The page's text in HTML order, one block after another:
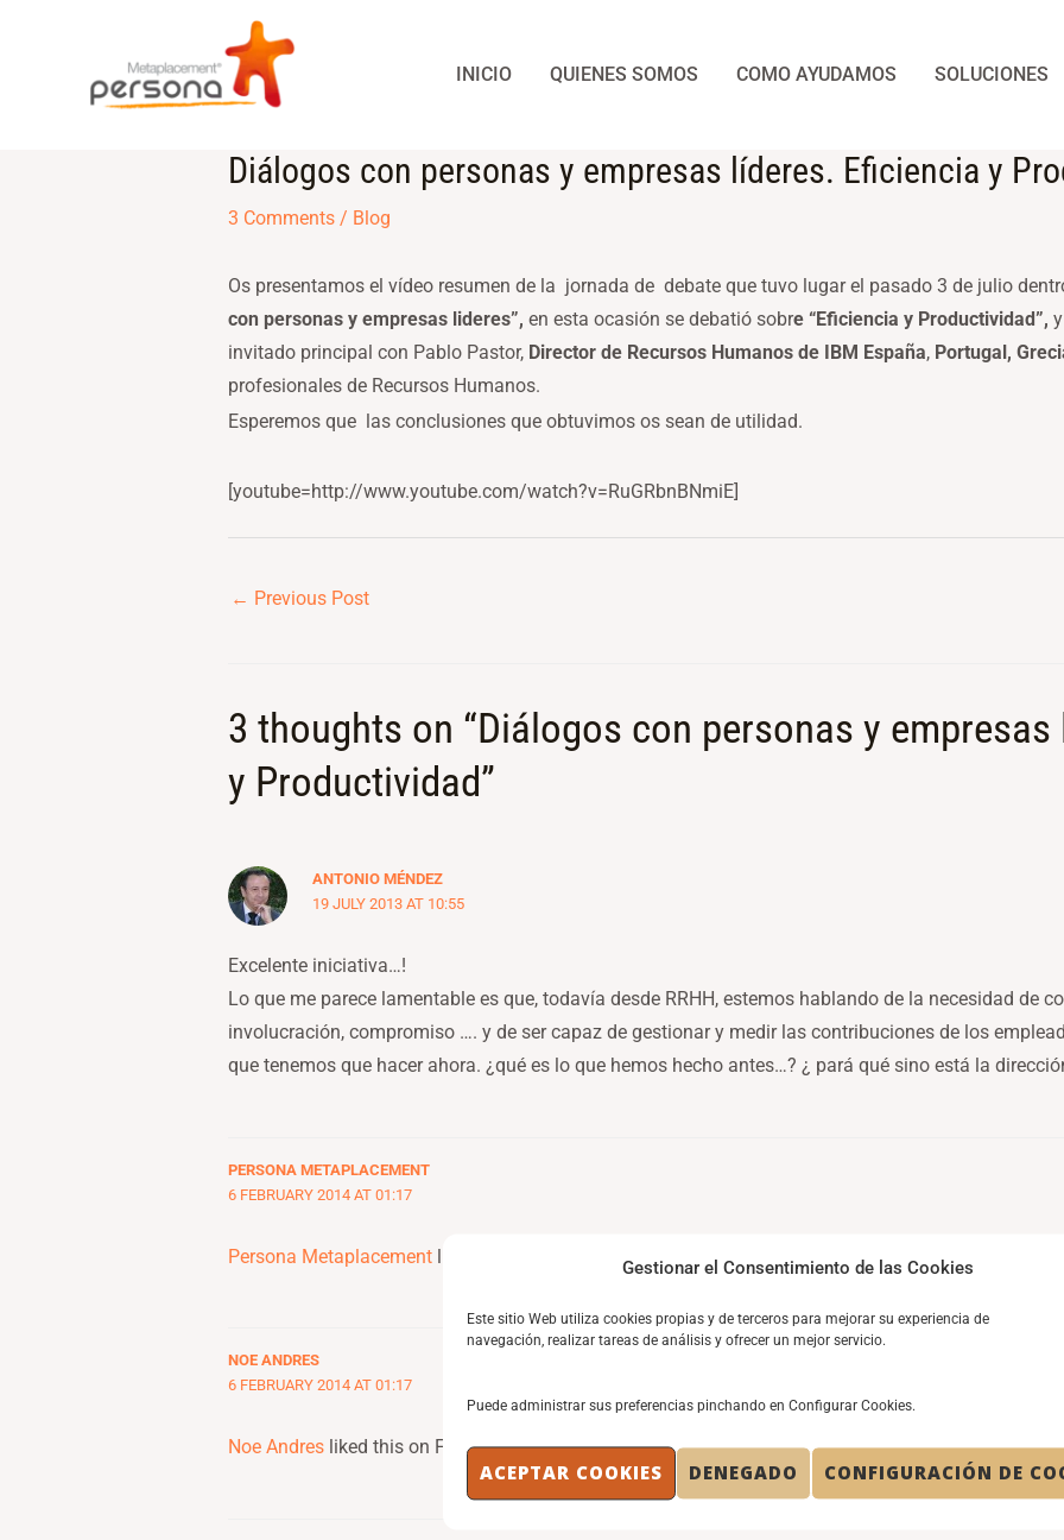
Gestionar el Consentimiento de las Cookies
Este sitio Web utiliza cookies propias y de terceros para mejorar su experiencia de
navegación, realizar tareas de análisis y ofrecer un mejor servicio.
Puede administrar sus preferencias pinchando en Configurar Cookies.
ACEPTAR COOKIES DENEGADO CONFIGURACIÓN DE
INICIO QUIENES SOMOS COMO AYUDAMOS SOLUCIONES
Diálogos con personas y empresas líderes. Eficiencia y
3 Comments / Blog
Os presentamos el vídeo resumen de la jornada de debate que tuvo lugar el pasado 3 de julio
con personas y empresas lideres”, en esta ocasión se debatió sobre “Eficiencia y Productividad”,
invitado principal con Pablo Pastor, Director de Recursos Humanos de IBM España, Portugal,
profesionales de Recursos Humanos.
Esperemos que las conclusiones que obtuvimos os sean de utilidad.
[youtube=http://www.youtube.com/watch?v=RuGRbnBNmiE]
Post
← Previous Post
3 thoughts on “Diálogos con personas y
y Productividad”
ANTONIO MÉNDEZ
19 JULY 2013 AT 10:55
Excelente iniciativa…!
Lo que me parece lamentable es que, todavía desde RRHH, estemos hablando de la necesidad de
involucración, compromiso …. y de ser capaz de gestionar y medir las contribuciones de los
que tenemos que hacer ahora. ¿qué es lo que hemos hecho antes…? ¿ pará qué sino está la
PERSONA METAPLACEMENT
6 FEBRUARY 2014 AT 01:17
Persona Metaplacement liked this on Facebook.
NOE ANDRES
6 FEBRUARY 2014 AT 01:17
Noe Andres liked this on Facebook.